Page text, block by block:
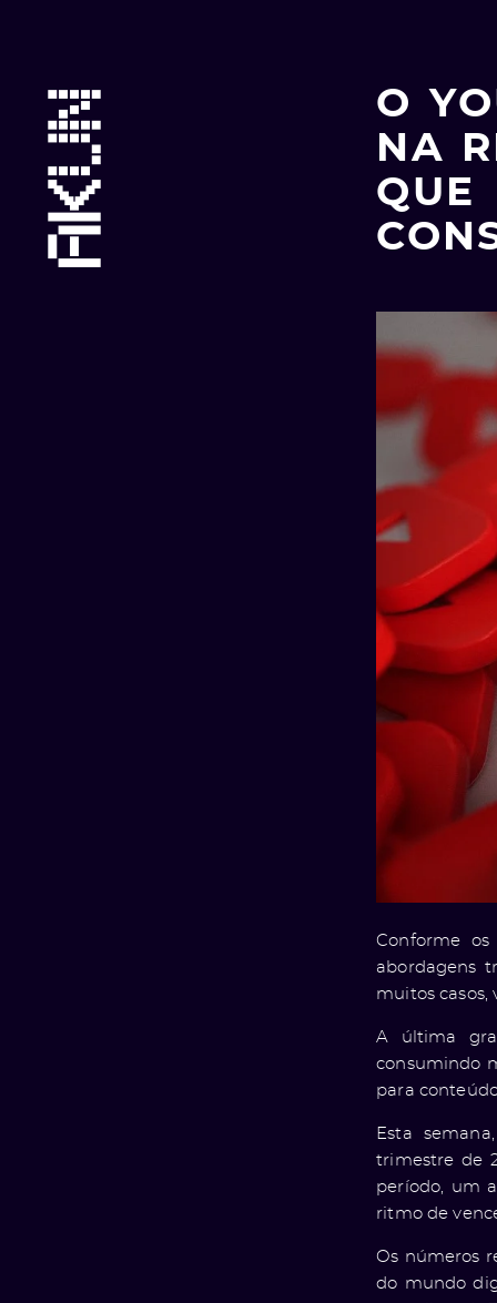
menu
O
NA
Conforme
abordagens
muitos casos,
A última
consumindo
para
Esta
trimestre de
período, um
ritmo de
Os números
do mundo